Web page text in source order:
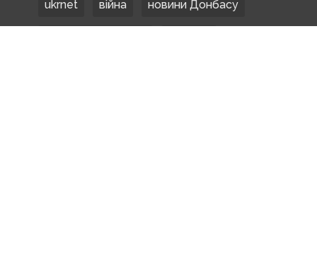
ukrnet війна новини Донбасу